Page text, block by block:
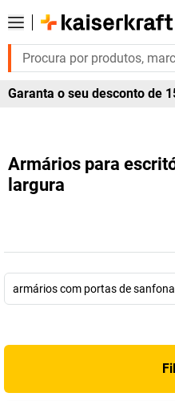
Garanta o seu desconto de
Armários para
largura
armários com portas de